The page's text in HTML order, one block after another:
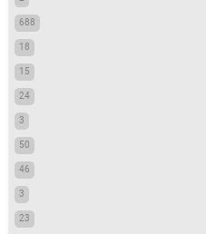
688
18
15
24
3
50
46
3
23